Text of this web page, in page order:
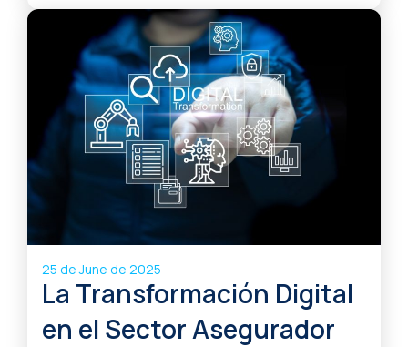
25 de June de 2025
La Transformación Digital
en el Sector Asegurador